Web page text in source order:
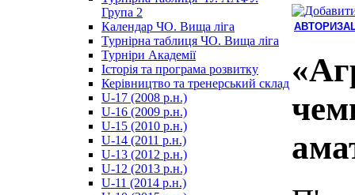
Група 2
Календар ЧО. Вища ліга
Турнірна таблиця ЧО. Вища ліга
Турніри Академії
Історія та програма розвитку
Керівництво та тренерський склад
U-17 (2008 р.н.)
U-16 (2009 р.н.)
U-15 (2010 р.н.)
U-14 (2011 р.н.)
U-13 (2012 р.н.)
U-12 (2013 р.н.)
U-11 (2014 р.н.)